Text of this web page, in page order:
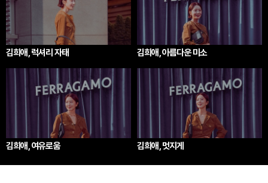
김희애, 럭셔리 자태 김희애, 아름다운 미소
김희애, 여유로움 김희애, 멋지게